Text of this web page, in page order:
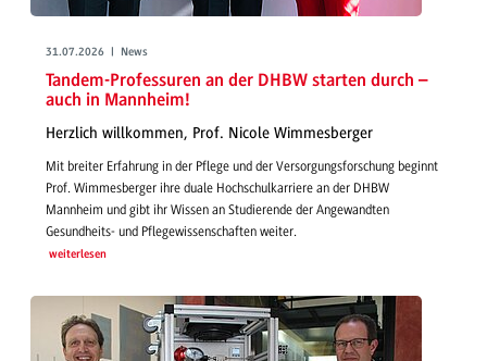
31.07.2026 | News
Tandem-Professuren an der DHBW starten durch –
auch in Mannheim!
Herzlich willkommen, Prof. Nicole Wimmesberger
Mit breiter Erfahrung in der Pflege und der Versorgungsforschung beginnt
Prof. Wimmesberger ihre duale Hochschulkarriere an der DHBW
Mannheim und gibt ihr Wissen an Studierende der Angewandten
Gesundheits- und Pflegewissenschaften weiter.
weiterlesen